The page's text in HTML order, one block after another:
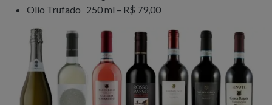
Olio Trufado 250 ml – R$ 79,00